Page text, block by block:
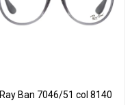
Ray Ban 7046/51 col 8140